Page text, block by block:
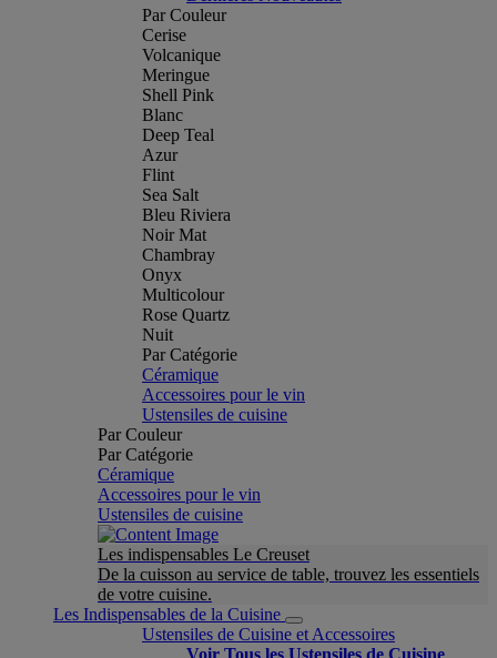
Par Couleur
Cerise
Volcanique
Meringue
Shell Pink
Blanc
Deep Teal
Azur
Flint
Sea Salt
Bleu Riviera
Noir Mat
Chambray
Onyx
Multicolour
Rose Quartz
Nuit
Par Catégorie
Céramique
Accessoires pour le vin
Ustensiles de cuisine
Par Couleur
Par Catégorie
Céramique
Accessoires pour le vin
Ustensiles de cuisine
Les indispensables Le Creuset
De la cuisson au service de table, trouvez les essentiels
de votre cuisine.
Les Indispensables de la Cuisine
Ustensiles de Cuisine et Accessoires
Voir Tous les Ustensiles de Cuisine